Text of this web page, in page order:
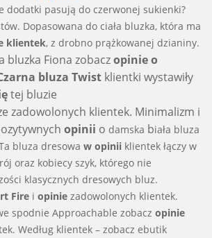
dodatki pasują do czerwonej sukienki?
Dopasowana do ciała bluzka, która ma
klientek, z drobno prążkowanej dzianiny.
bluzka Fiona zobaczopinie o
bluza Twist klientki wystawiły
tej bluzie
zadowolonych klientek. Minimalizm i
opinii o damska biała bluza
bluza dresowa w opinii klientek łączy w
oraz kobiecy szyk, którego nie
klasycznych dresowych bluz.
Fire i opinie zadowolonych klientek.
spodnie Approachable zobacz opinie
Według klientek – zobacz ebutik